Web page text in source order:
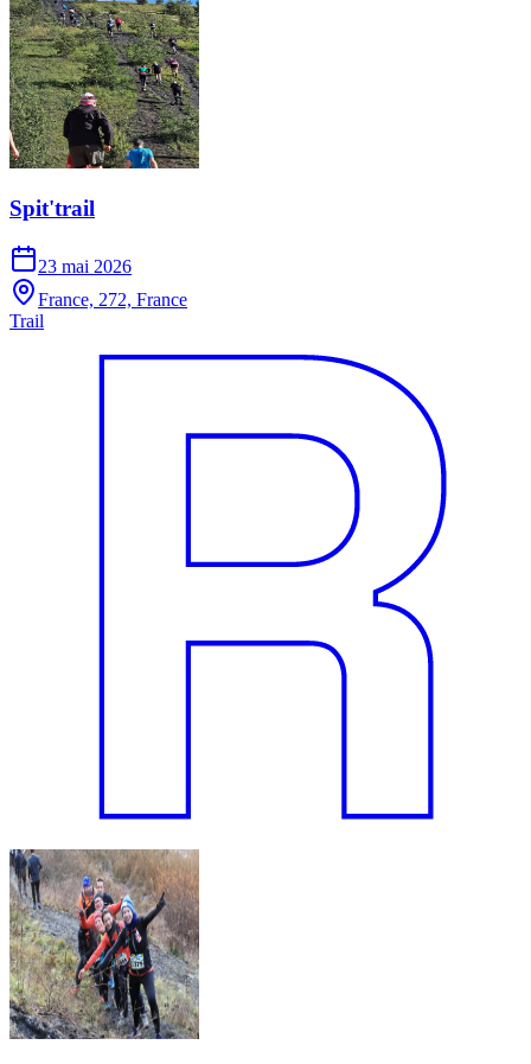
Spit'trail
23 mai 2026
France, 272, France
Trail